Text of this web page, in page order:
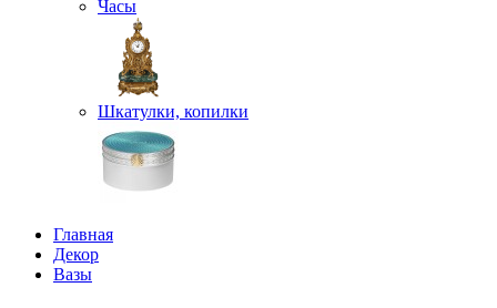
Часы
Шкатулки, копилки
Главная
Декор
Вазы